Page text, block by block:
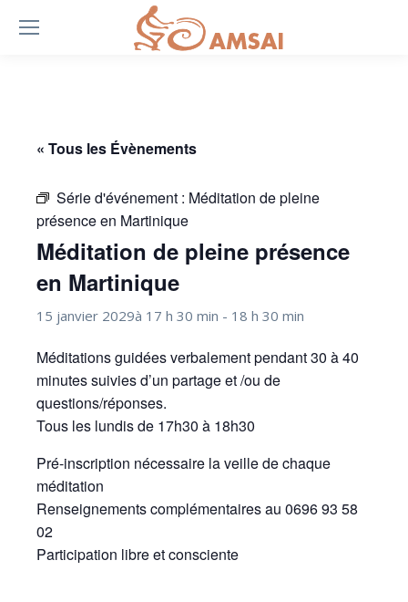
« Tous les Évènements
Série d'événement : Méditation de pleine
présence en Martinique
Méditation de pleine présence
en Martinique
15 janvier 2029à 17 h 30 min - 18 h 30 min
Méditations guidées verbalement pendant 30 à 40
minutes suivies d’un partage et /ou de
questions/réponses.
Tous les lundis de 17h30 à 18h30
Pré-inscription nécessaire la veille de chaque
méditation
Renseignements complémentaires au 0696 93 58
02
Participation libre et consciente